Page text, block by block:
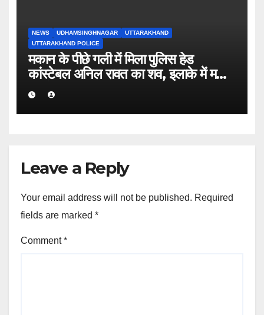
NEWS UDHAMSINGHNAGAR
UTTARAKHAND
UTTARAKHAND POLICE
मकान के पीछे गली में मिला पुलिस हेड
कांस्टेबल अनिल रावत का शव, इलाके में मचा
हड़कंप।
Leave a Reply
Your email address will not be published. Required
fields are marked *
Comment*